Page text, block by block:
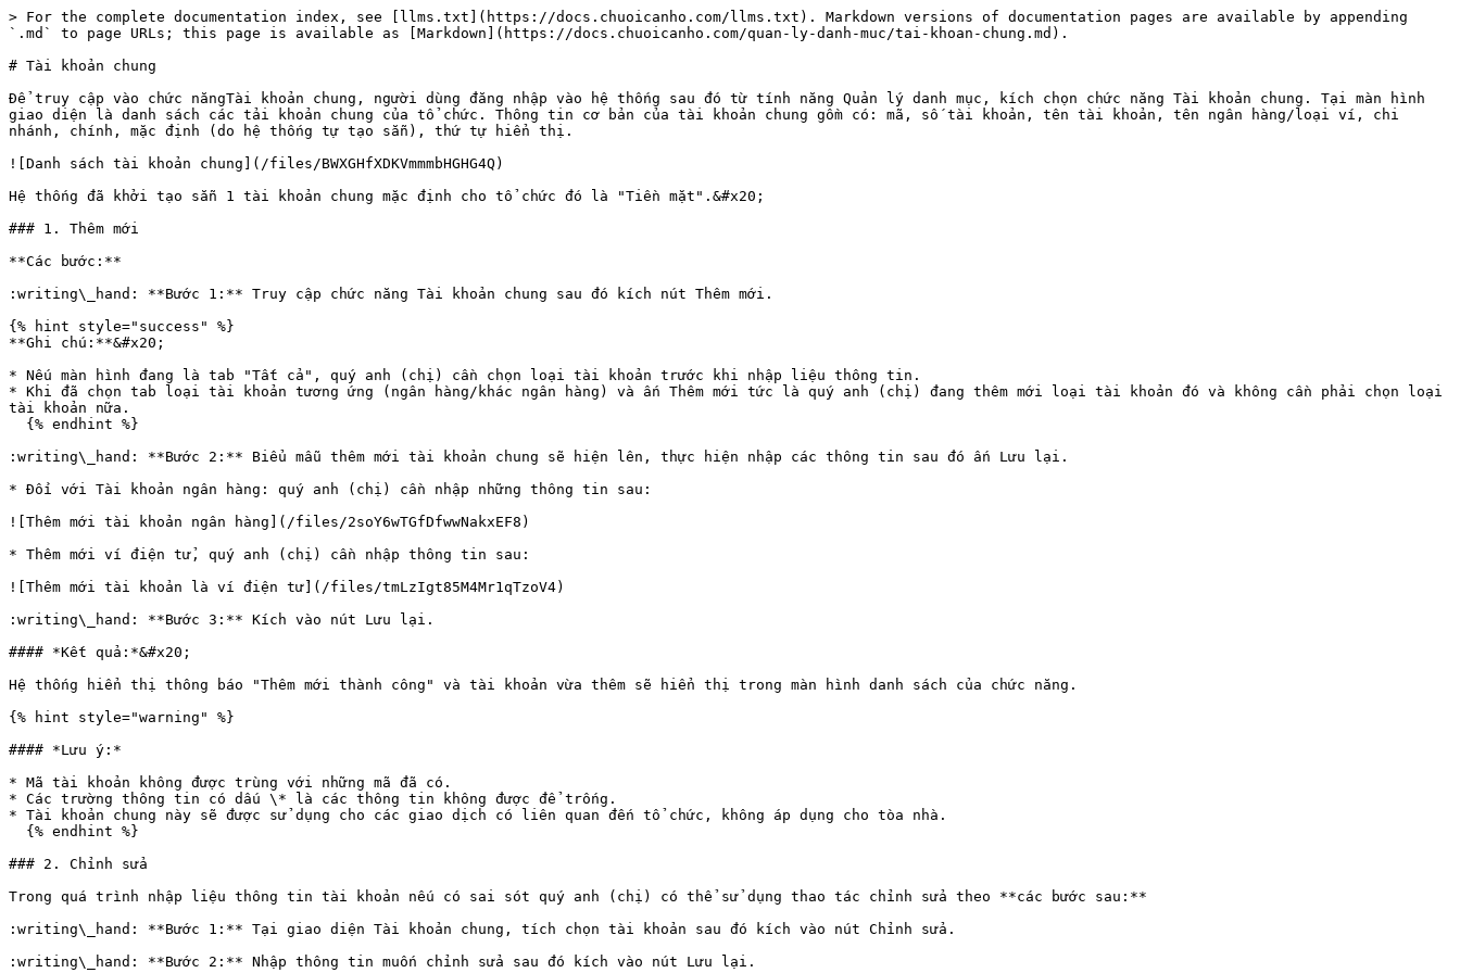
> For the complete documentation index, see [llms.txt](https://docs.chuoicanho.com/llms.txt). Markdown versions of documentation pages are available by appending
`.md` to page URLs; this page is available as [Markdown](https://docs.chuoicanho.com/quan-ly-danh-muc/tai-khoan-chung.md).
# Tài khoản chung
Để truy cập vào chức năngTài khoản chung, người dùng đăng nhập vào hệ thống sau đó từ tính năng Quản lý danh mục, kích chọn chức năng Tài khoản chung. Tại màn hình
giao diện là danh sách các tải khoản chung của tổ chức. Thông tin cơ bản của tài khoản chung gồm có: mã, số tài khoản, tên tài khoản, tên ngân hàng/loại ví, chi
nhánh, chính, mặc định (do hệ thống tự tạo sẵn), thứ tự hiển thị.
![Danh sách tài khoản chung](/files/BWXGHfXDKVmmmbHGHG4Q)
Hệ thống đã khởi tạo sẵn 1 tài khoản chung mặc định cho tổ chức đó là "Tiền mặt".&#x20;
### 1. Thêm mới
**Các bước:**
:writing\_hand: **Bước 1:** Truy cập chức năng Tài khoản chung sau đó kích nút Thêm mới.
{% hint style="success" %}
**Ghi chú:**&#x20;
* Nếu màn hình đang là tab "Tất cả", quý anh (chị) cần chọn loại tài khoản trước khi nhập liệu thông tin.
* Khi đã chọn tab loại tài khoản tương ứng (ngân hàng/khác ngân hàng) và ấn Thêm mới tức là quý anh (chị) đang thêm mới loại tài khoản đó và không cần phải chọn loại
tài khoản nữa.
:writing\_hand: **Bước 2:** Biểu mẫu thêm mới tài khoản chung sẽ hiện lên, thực hiện nhập các thông tin sau đó ấn Lưu lại.
* Đối với Tài khoản ngân hàng: quý anh (chị) cần nhập những thông tin sau:
![Thêm mới tài khoản ngân hàng](/files/2soY6wTGfDfwwNakxEF8)
* Thêm mới ví điện tử, quý anh (chị) cần nhập thông tin sau:
![Thêm mới tài khoản là ví điện tử](/files/tmLzIgt85M4Mr1qTzoV4)
:writing\_hand: **Bước 3:** Kích vào nút Lưu lại.
#### *Kết quả:*&#x20;
Hệ thống hiển thị thông báo "Thêm mới thành công" và tài khoản vừa thêm sẽ hiển thị trong màn hình danh sách của chức năng.
{% hint style="warning" %}
#### *Lưu ý:*
* Mã tài khoản không được trùng với những mã đã có.
* Các trường thông tin có dấu \* là các thông tin không được để trống.
* Tài khoản chung này sẽ được sử dụng cho các giao dịch có liên quan đến tổ chức, không áp dụng cho tòa nhà.
### 2. Chỉnh sửa
Trong quá trình nhập liệu thông tin tài khoản nếu có sai sót quý anh (chị) có thể sử dụng thao tác chỉnh sửa theo **các bước sau:**
:writing\_hand: **Bước 1:** Tại giao diện Tài khoản chung, tích chọn tài khoản sau đó kích vào nút Chỉnh sửa.
:writing\_hand: **Bước 2:** Nhập thông tin muốn chỉnh sửa sau đó kích vào nút Lưu lại.